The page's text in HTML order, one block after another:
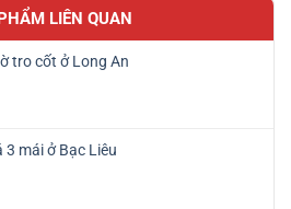
LIÊN QUAN
tro cốt ở Long An
3 mái ở Bạc Liêu